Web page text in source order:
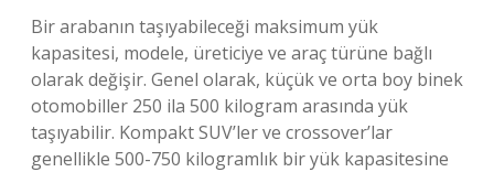
Bir arabanın taşıyabileceği maksimum yük
kapasitesi, modele, üreticiye ve araç türüne bağlı
olarak değişir. Genel olarak, küçük ve orta boy binek
otomobiller 250 ila 500 kilogram arasında yük
taşıyabilir. Kompakt SUV’ler ve crossover’lar
genellikle 500-750 kilogramlık bir yük kapasitesine